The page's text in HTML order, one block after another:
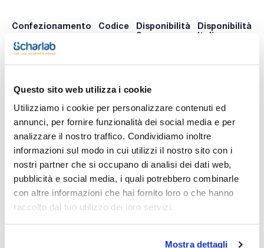
Questo sito web utilizza i cookie
Utilizziamo i cookie per personalizzare contenuti ed
annunci, per fornire funzionalità dei social media e per
analizzare il nostro traffico. Condividiamo inoltre
informazioni sul modo in cui utilizzi il nostro sito con i
nostri partner che si occupano di analisi dei dati web,
pubblicità e social media, i quali potrebbero combinarle
con altre informazioni che hai fornito loro o che hanno
raccolto dal tuo utilizzo dei loro servizi.
Mostra dettagli
Confezionamento Codice
Disponibilità
Spagna
Disponibilità
Italia
x u.
065304
contatta i
contatta i
Stampa pagina prodotto
Caratteristiche
Capacity (ml) : 2000
Subdivision (ml) : 20
Tolerance (ml) : 10
Diameter (mm) : 97
Height (mm) : 482
Material : PMP
Pack (u.) : 1
verificata singolarmente e presentano certificato di prova
Vedi di più